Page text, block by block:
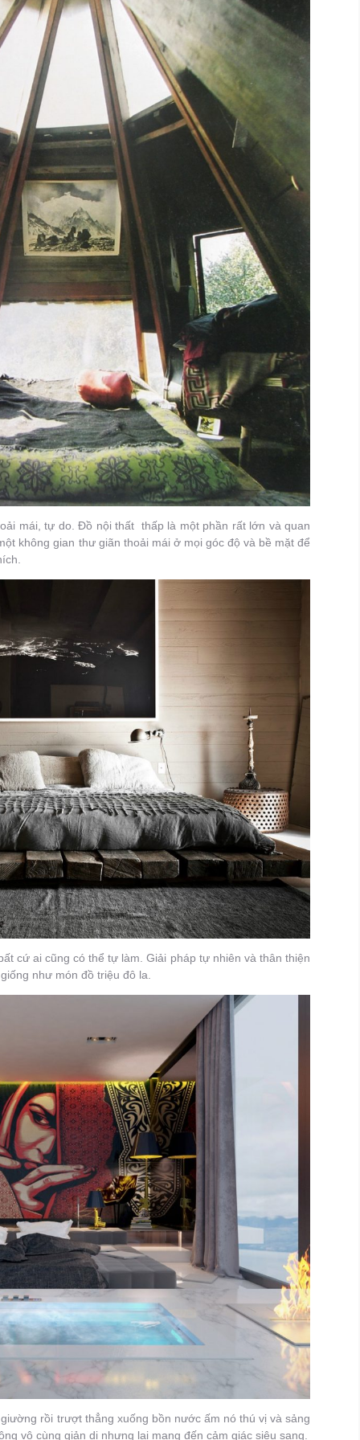
mái, tự do. Đồ nội thất thấp là một phần rất lớn và quan
không gian thư giãn thoải mái ở mọi góc độ và bề mặt để
cứ ai cũng có thể tự làm. Giải pháp tự nhiên và thân thiện
như món đồ triệu đô la.
rồi trượt thẳng xuống bồn nước ấm nó thú vị và sảng
vô cùng giản dị nhưng lại mang đến cảm giác siêu sang.